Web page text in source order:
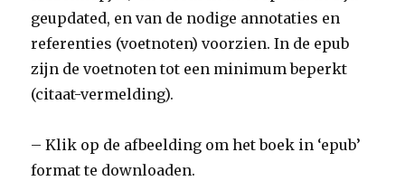
geupdated, en van de nodige annotaties en
referenties (voetnoten) voorzien. In de epub
zijn de voetnoten tot een minimum beperkt
(citaat-vermelding).
– Klik op de afbeelding om het boek in ‘epub’
format te downloaden.